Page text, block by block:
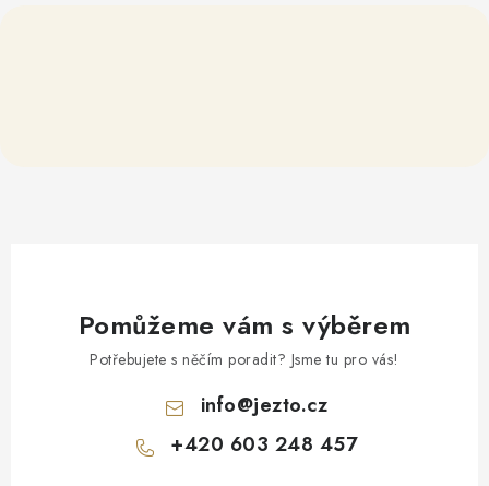
Pomůžeme vám s výběrem
Potřebujete s něčím poradit? Jsme tu pro vás!
info@jezto.cz
+420 603 248 457